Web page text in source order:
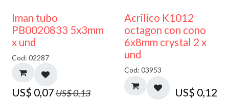
50% DESCUENTO
Iman tubo
PB0020833 5x3mm
x und
Cod: 02287
US$ 0,07US$0,13
Acrilico K1012
octagon con cono
6x8mm crystal 2 x
und
Cod: 03953
US$ 0,12